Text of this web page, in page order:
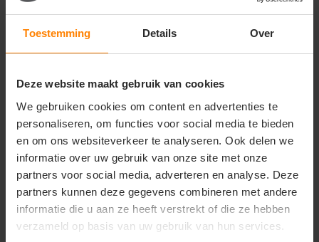
Toestemming Details Over
Deze website maakt gebruik van cookies
We gebruiken cookies om content en advertenties te
personaliseren, om functies voor social media te bieden
en om ons websiteverkeer te analyseren. Ook delen we
informatie over uw gebruik van onze site met onze
partners voor social media, adverteren en analyse. Deze
partners kunnen deze gegevens combineren met andere
informatie die u aan ze heeft verstrekt of die ze hebben
verzameld op basis van uw gebruik van hun services.
bewegingsvrijheid en blijft hij prettig zitten gedurende
en comfort is de Mascot Broek met kniezakken (21879)
een uitstekende keuze voor professionals in
uiteenlopende werkomgevingen.
Perfect voor
Bouw en installatie
Technische dienstverlening
Logistiek en transport
Onderhoud en service
Magazijnwerk
Industrie